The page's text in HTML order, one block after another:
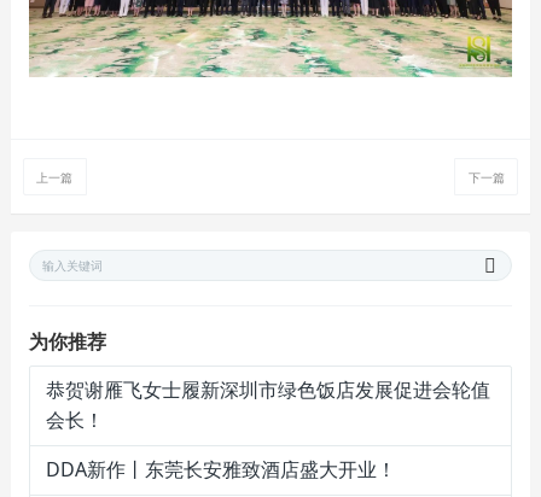
上一篇 下一篇
为你推荐
恭贺谢雁飞女士履新深圳市绿色饭店发展促进会轮值
会长！
DDA新作丨东莞长安雅致酒店盛大开业！